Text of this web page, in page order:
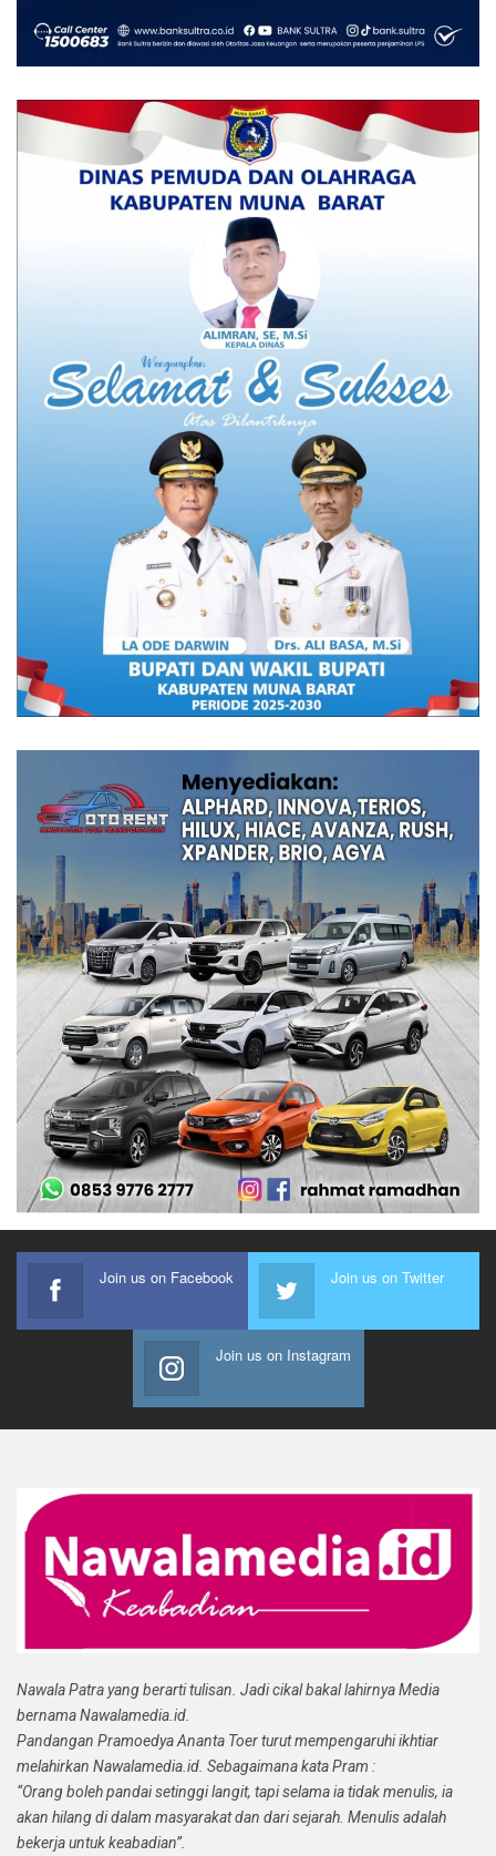
Join us on Facebook Join us on Twitter
Join us on Instagram
Nawala Patra yang berarti tulisan. Jadi cikal bakal lahirnya Media
bernama Nawalamedia.id.
Pandangan Pramoedya Ananta Toer turut mempengaruhi ikhtiar
melahirkan Nawalamedia.id. Sebagaimana kata Pram :
“Orang boleh pandai setinggi langit, tapi selama ia tidak menulis, ia
akan hilang di dalam masyarakat dan dari sejarah. Menulis adalah
bekerja untuk keabadian”.